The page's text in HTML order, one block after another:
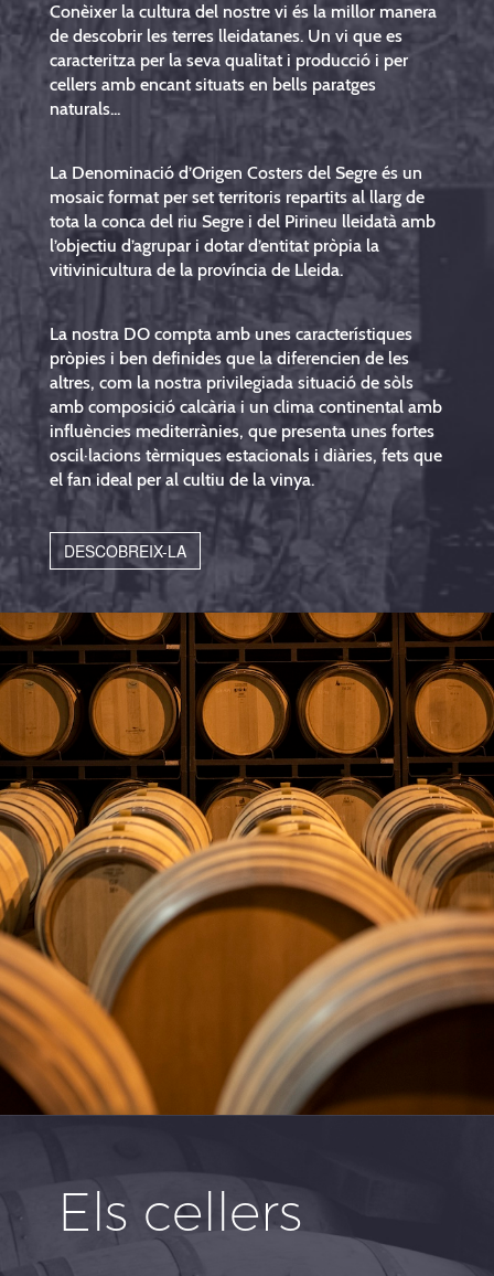
Conèixer la cultura del nostre vi és la millor manera
de descobrir les terres lleidatanes. Un vi que es
caracteritza per la seva qualitat i producció i per
cellers amb encant situats en bells paratges
naturals...
La Denominació d’Origen Costers del Segre és un
mosaic format per set territoris repartits al llarg de
tota la conca del riu Segre i del Pirineu lleidatà amb
l’objectiu d’agrupar i dotar d’entitat pròpia la
vitivinicultura de la província de Lleida.
La nostra DO compta amb unes característiques
pròpies i ben definides que la diferencien de les
altres, com la nostra privilegiada situació de sòls
amb composició calcària i un clima continental amb
influències mediterrànies, que presenta unes fortes
oscil·lacions tèrmiques estacionals i diàries, fets que
el fan ideal per al cultiu de la vinya.
DESCOBREIX-LA
Els cellers